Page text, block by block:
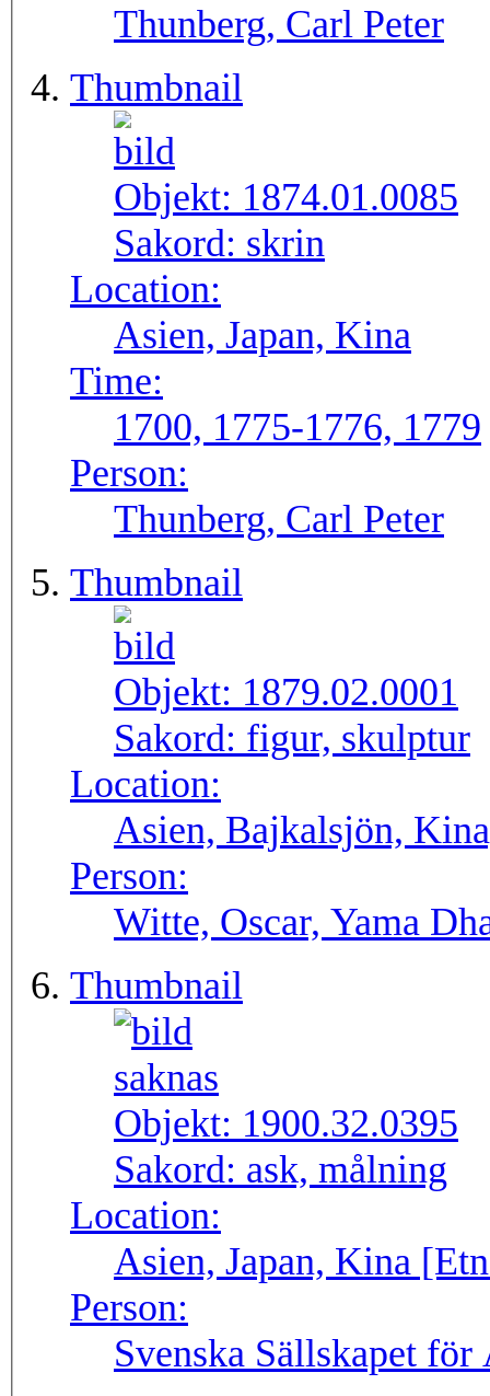
Thunberg, Carl Peter
Thumbnail
Objekt: 1874.01.0085
Sakord: skrin
Location:
Asien, Japan, Kina
Time:
1700, 1775-1776, 1779
Person:
Thunberg, Carl Peter
Thumbnail
Objekt: 1879.02.0001
Sakord: figur, skulptur
Location:
Asien, Bajkalsjön,
Person:
Witte, Oscar, Yama
Thumbnail
Objekt: 1900.32.0395
Sakord: ask, målning
Location:
Asien, Japan, Kina
Person:
Svenska Sällskapet